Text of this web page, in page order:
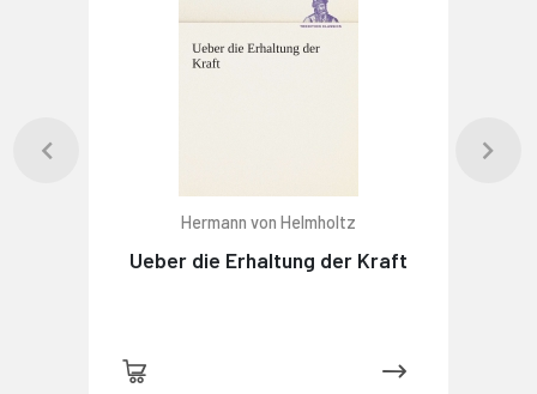
Hermann von Helmholtz
Ueber die Erhaltung der Kraft